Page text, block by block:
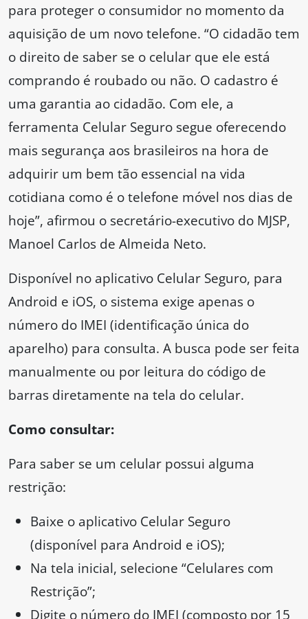
para proteger o consumidor no momento da
aquisição de um novo telefone. “O cidadão tem
o direito de saber se o celular que ele está
comprando é roubado ou não. O cadastro é
uma garantia ao cidadão. Com ele, a
ferramenta Celular Seguro segue oferecendo
mais segurança aos brasileiros na hora de
adquirir um bem tão essencial na vida
cotidiana como é o telefone móvel nos dias de
hoje”, afirmou o secretário-executivo do MJSP,
Manoel Carlos de Almeida Neto.
Disponível no aplicativo Celular Seguro, para
Android e iOS, o sistema exige apenas o
número do IMEI (identificação única do
aparelho) para consulta. A busca pode ser feita
manualmente ou por leitura do código de
barras diretamente na tela do celular.
Como consultar:
Para saber se um celular possui alguma
restrição:
Baixe o aplicativo Celular Seguro
(disponível para Android e iOS);
Na tela inicial, selecione “Celulares com
Restrição”;
Digite o número do IMEI (composto por 15